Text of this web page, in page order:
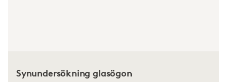
Synundersökning glasögon